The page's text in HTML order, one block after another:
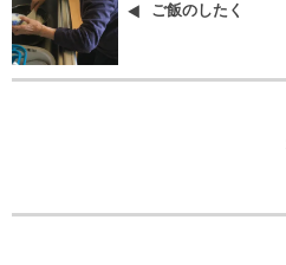
ご飯のしたく